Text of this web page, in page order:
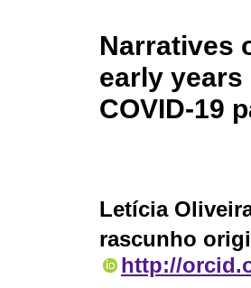
Narratives
early
COVID-19
Letícia
rascunho
http://